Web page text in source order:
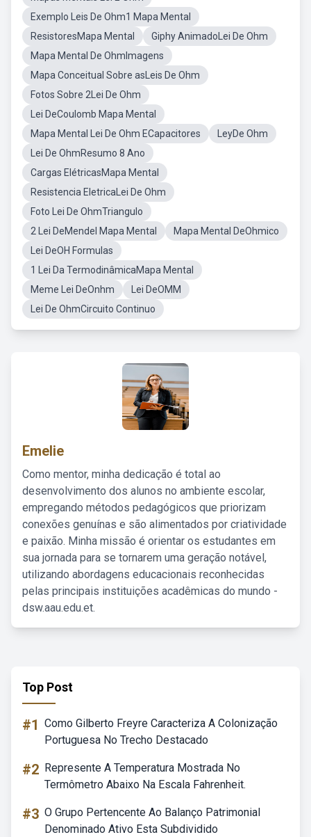
Exemplo Leis De Ohm1 Mapa Mental
ResistoresMapa Mental
Giphy AnimadoLei De Ohm
Mapa Mental De OhmImagens
Mapa Conceitual Sobre asLeis De Ohm
Fotos Sobre 2Lei De Ohm
Lei DeCoulomb Mapa Mental
Mapa Mental Lei De Ohm ECapacitores
LeyDe Ohm
Lei De OhmResumo 8 Ano
Cargas ElétricasMapa Mental
Resistencia EletricaLei De Ohm
Foto Lei De OhmTriangulo
2 Lei DeMendel Mapa Mental
Mapa Mental DeOhmico
Lei DeOH Formulas
1 Lei Da TermodinâmicaMapa Mental
Meme Lei DeOnhm
Lei DeOMM
Lei De OhmCircuito Continuo
Emelie
Como mentor, minha dedicação é total ao
desenvolvimento dos alunos no ambiente escolar,
empregando métodos pedagógicos que priorizam
conexões genuínas e são alimentados por criatividade
e paixão. Minha missão é orientar os estudantes em
sua jornada para se tornarem uma geração notável,
utilizando abordagens educacionais reconhecidas
pelas principais instituições acadêmicas do mundo -
dsw.aau.edu.et.
Top Post
#1 Como Gilberto Freyre Caracteriza A Colonização
Portuguesa No Trecho Destacado
#2 Represente A Temperatura Mostrada No
Termômetro Abaixo Na Escala Fahrenheit.
#3 O Grupo Pertencente Ao Balanço Patrimonial
Denominado Ativo Esta Subdividido